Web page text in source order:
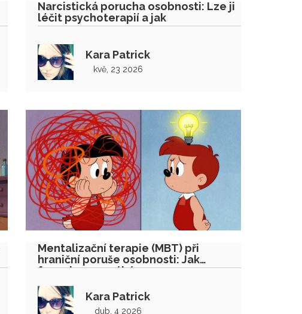
Narcistická porucha osobnosti: Lze ji
léčit psychoterapií a jak
Kara Patrick
kvě, 23 2026
Mentalizační terapie (MBT) při
hraniční poruše osobnosti: Jak
funguje a pomáhá
Kara Patrick
dub, 4 2026